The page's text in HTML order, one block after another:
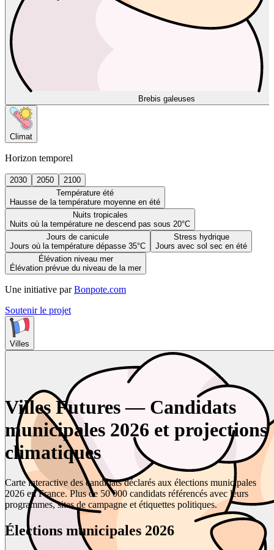
Brebis galeuses
Climat
Horizon temporel
2030 2050
2100
Température été
Hausse de la température moyenne en été
Nuits tropicales
Nuits où la température ne descend pas sous 20°C
Jours de canicule
Jours où la température dépasse 35°C
Stress hydrique
Jours avec sol sec en été
Élévation niveau mer
Élévation prévue du niveau de la mer
Une initiative par Bonpote.com
Soutenir le projet
Villes
Villes Futures — Candidats
municipales 2026 et projections
climatiques
Carte interactive des candidats déclarés aux élections municipales
2026 en France. Plus de 50 000 candidats référencés avec leurs
programmes, sites de campagne et étiquettes politiques.
Élections municipales 2026